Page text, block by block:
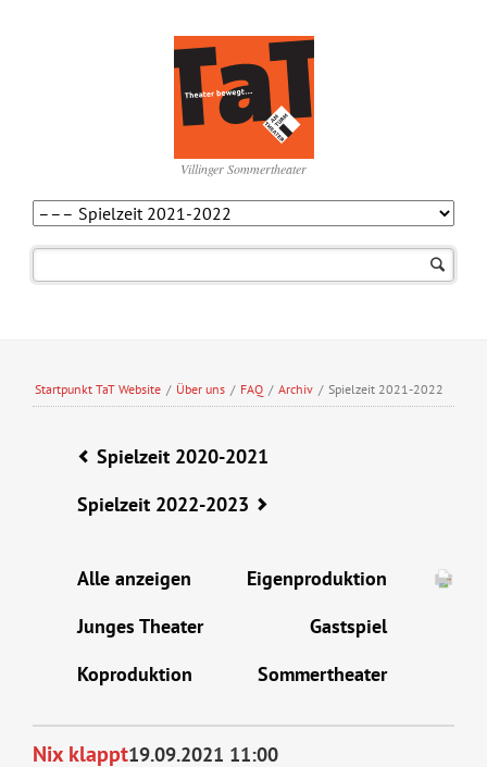
Villinger Sommertheater
Startpunkt TaT Website / Über uns / FAQ / Archiv / Spielzeit 2021-2022
Spielzeit 2020-2021
Spielzeit 2022-2023
Alle anzeigen
Eigenproduktion
Junges Theater
Gastspiel
Koproduktion
Sommertheater
Nix klappt19.09.2021 11:00